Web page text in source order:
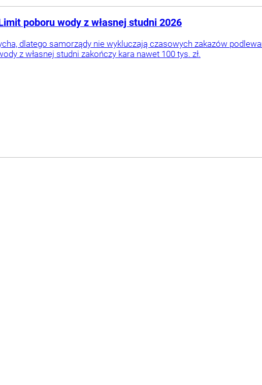
poboru wody z własnej studni 2026
dlatego samorządy nie wykluczają czasowych zakazów
z własnej studni zakończy kara nawet 100 tys. zł.